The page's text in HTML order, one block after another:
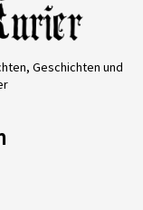
Geschichten und